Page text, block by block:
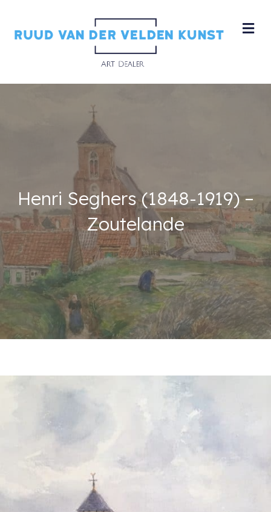
Henri Seghers (1848-1919) –
Zoutelande